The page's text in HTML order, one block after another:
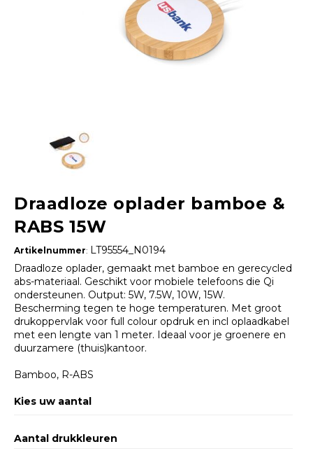
Draadloze oplader bamboe &
RABS 15W
Artikelnummer: LT95554_N0194
Draadloze oplader, gemaakt met bamboe en gerecycled
abs-materiaal. Geschikt voor mobiele telefoons die Qi
ondersteunen. Output: 5W, 7.5W, 10W, 15W.
Bescherming tegen te hoge temperaturen. Met groot
drukoppervlak voor full colour opdruk en incl oplaadkabel
met een lengte van 1 meter. Ideaal voor je groenere en
duurzamere (thuis)kantoor.
Bamboo, R-ABS
Kies uw aantal
Aantal drukkleuren